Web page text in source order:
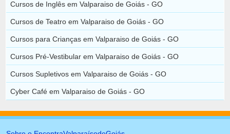
Cursos de Inglês em Valparaiso de Goiás - GO
Cursos de Teatro em Valparaiso de Goiás - GO
Cursos para Crianças em Valparaiso de Goiás - GO
Cursos Pré-Vestibular em Valparaiso de Goiás - GO
Cursos Supletivos em Valparaiso de Goiás - GO
Cyber Café em Valparaiso de Goiás - GO